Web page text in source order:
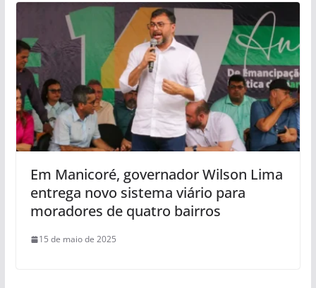
Em Manicoré, governador Wilson Lima
entrega novo sistema viário para
moradores de quatro bairros
15 de maio de 2025